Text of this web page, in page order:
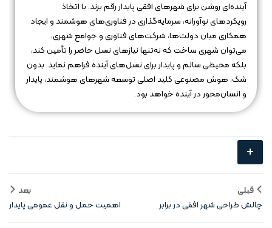
آینده‌ای روشن برای شهرهای افقی پایدار رقم بزند. با اتخاذ
رویکردهای نوآورانه، سرمایه‌گذاری در فناوری‌های هوشمند و ایجاد
همکاری میان دولت‌ها، شرکت‌های فناوری و جوامع شهری،
می‌توان شهری ساخت که نه‌تنها نیازهای نسل حاضر را تأمین کند،
بلکه محیطی سالم و پایدار برای نسل‌های آینده فراهم نماید. بدون
شک، هوش مصنوعی کلید اصلی توسعه شهرهای هوشمند، پایدار
و انسان‌محور در آینده خواهد بود.
+
قبلی
چالش‌ طراحی شهر افقی در برابر
رشد جمعیت
بعد
اهمیت حمل‌ و نقل عمومی پایدار
در شهرهای افقی